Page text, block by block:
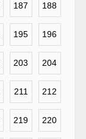
187 188
195 196
203 204
211 212
219 220